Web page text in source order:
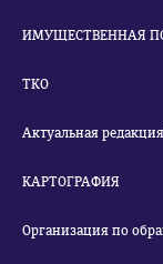
ИМУЩЕСТВЕННАЯ
ТКО
Актуальная
КАРТОГРАФИЯ
Организация по